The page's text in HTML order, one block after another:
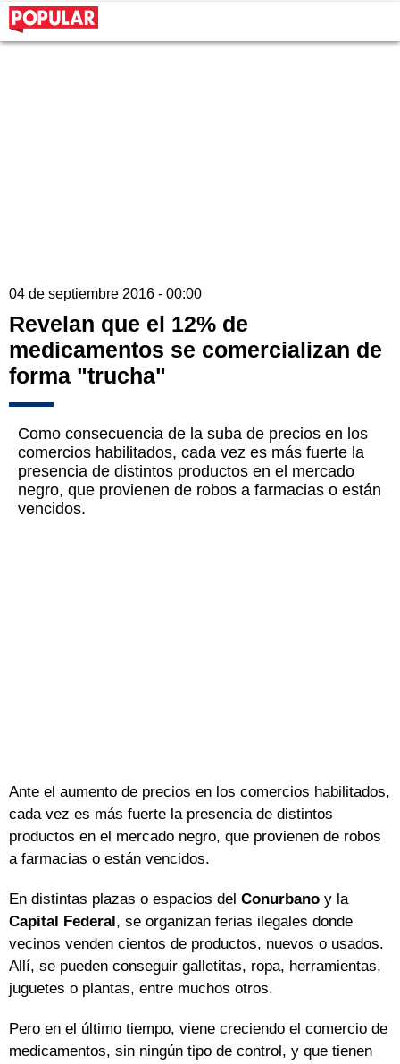
04 de septiembre 2016 - 00:00
Revelan que el 12% de
medicamentos se comercializan de
forma "trucha"
Como consecuencia de la suba de precios en los
comercios habilitados, cada vez es más fuerte la
presencia de distintos productos en el mercado
negro, que provienen de robos a farmacias o están
vencidos.
Ante el aumento de precios en los comercios habilitados,
cada vez es más fuerte la presencia de distintos
productos en el mercado negro, que provienen de robos
a farmacias o están vencidos.
En distintas plazas o espacios del Conurbano y la
Capital Federal, se organizan ferias ilegales donde
vecinos venden cientos de productos, nuevos o usados.
Allí, se pueden conseguir galletitas, ropa, herramientas,
juguetes o plantas, entre muchos otros.
Pero en el último tiempo, viene creciendo el comercio de
medicamentos, sin ningún tipo de control, y que tienen